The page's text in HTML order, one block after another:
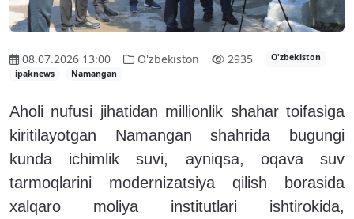
08.07.2026 13:00 O'zbekiston 2935
O'zbekiston
ipaknews
Namangan
Aholi nufusi jihatidan millionlik shahar toifasiga
kiritilayotgan Namangan shahrida bugungi
kunda ichimlik suvi, ayniqsa, oqava suv
tarmoqlarini modernizatsiya qilish borasida
xalqaro moliya institutlari ishtirokida,